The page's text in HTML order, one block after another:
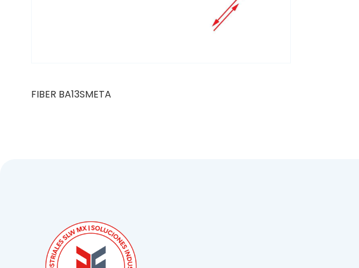
FIBER BA13SMETA